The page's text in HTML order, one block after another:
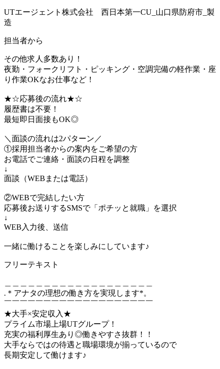
UTエージェント株式会社 西日本第一CU_山口県防府市_製
造
担当者から
その他求人多数あり！
夜勤・フォークリフト・ピッキング・空調完備の軽作業・座
り作業OKなお仕事など！
★☆応募後の流れ★☆
履歴書は不要！
最短即日面接もOK◎
＼面談の流れは2パターン／
①採用担当者からの案内をご希望の方
お電話でご連絡・面談の日程を調整
↓
面談（WEBまたは電話）
②WEBで完結したい方
応募後お送りするSMSで「ポチッと就職」を選択
↓
WEB入力後、送信
一緒に働けることを楽しみにしています♪
フリーテキスト
.＊アナタの理想の働き方を実現します*。
￣￣￣￣￣￣￣￣￣￣￣￣￣￣￣￣￣￣￣
★大手×安定収入★
プライム市場上場UTグループ！
充実の福利厚生あり◎働きやすさ抜群！！
大手ならではの待遇と職場環境が揃っているので
長期安定して働けます♪